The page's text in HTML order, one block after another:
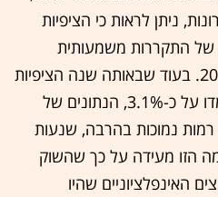
ניתן לראות כי הציפיות
של התקררות משמעותית
מרמות השיא שנרשמו ב-2022. בעוד שבאותה שנה הציפיות
לשנה קדימה משוק ההון עמדו על כ-3.1%, הנתונים של
משקפים רמות נמוכות בהרבה, שנעות
עד 1.7%. המגמה הזו מעידה על כך שהשוק
האינפלציוניים שהיו